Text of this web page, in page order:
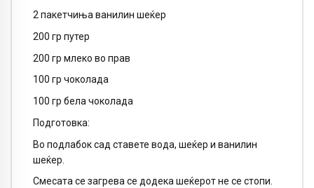
2 пакетчиња ванилин шеќер
200 гр путер
200 гр млеко во прав
100 гр чоколада
100 гр бела чоколада
Подготовка:
Во подлабок сад ставете вода, шеќер и ванилин
шеќер.
Смесата се загрева се додека шеќерот не се стопи.